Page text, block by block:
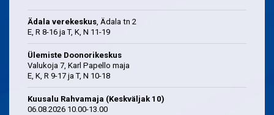
Ädala verekeskus, Ädala tn 2
E, R 8-16 ja T, K, N 11-19
Ülemiste Doonorikeskus
Valukoja 7, Karl Papello maja
E, K, R 9-17 ja T, N 10-18
Kuusalu Rahvamaja (Keskväljak 10)
06.08.2026 10.00-13.00